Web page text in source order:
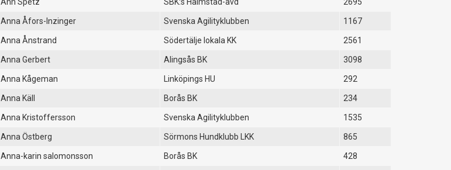
Ann Spetz SBK:s Halmstad-avd 2695
Anna Åfors-Inzinger Svenska Agilityklubben 1167
Anna Ånstrand Södertälje lokala KK 2561
Anna Gerbert Alingsås BK 3098
Anna Kågeman Linköpings HU 292
Anna Käll Borås BK 234
Anna Kristoffersson Svenska Agilityklubben 1535
Anna Östberg Sörmons Hundklubb LKK 865
Anna-karin salomonsson Borås BK 428